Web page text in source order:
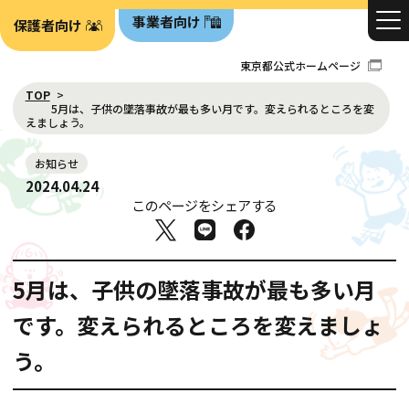
保護者向け 事業者向け
東京都公式ホームページ
TOP
5月は、子供の墜落事故が最も多い月です。変えられるところを変
えましょう。
お知らせ
2024.04.24
このページをシェアする
5月は、子供の墜落事故が最も多い月
です。変えられるところを変えましょ
う。